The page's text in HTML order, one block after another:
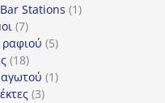
προϊόντα
Stations 11
77
προϊόντα
55
1818
προϊόντα
11
33